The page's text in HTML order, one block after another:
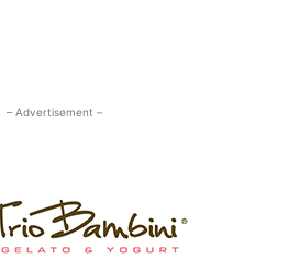
– Advertisement –